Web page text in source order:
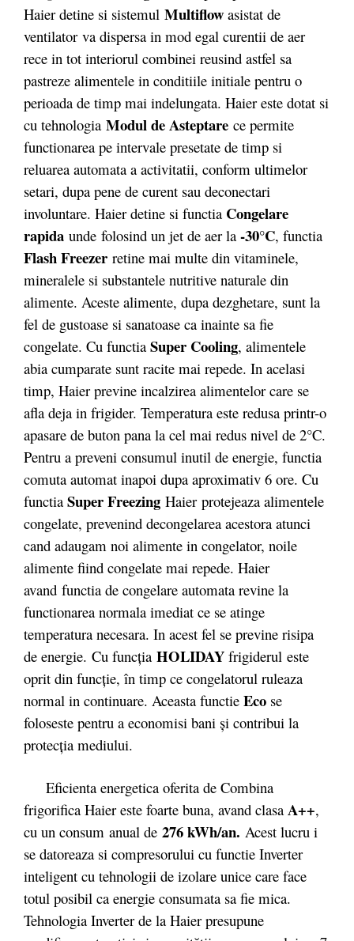
Haier detine si sistemul Multiflow asistat de
ventilator va dispersa in mod egal curentii de aer
rece in tot interiorul combinei reusind astfel sa
pastreze alimentele in conditiile initiale pentru o
perioada de timp mai indelungata. Haier este dotat si
cu tehnologia Modul de Asteptare ce permite
functionarea pe intervale presetate de timp si
reluarea automata a activitatii, conform ultimelor
setari, dupa pene de curent sau deconectari
involuntare. Haier detine si functia Congelare
rapida unde folosind un jet de aer la -30°C, functia
Flash Freezer retine mai multe din vitaminele,
mineralele si substantele nutritive naturale din
alimente. Aceste alimente, dupa dezghetare, sunt la
fel de gustoase si sanatoase ca inainte sa fie
congelate. Cu functia Super Cooling, alimentele
abia cumparate sunt racite mai repede. In acelasi
timp, Haier previne incalzirea alimentelor care se
afla deja in frigider. Temperatura este redusa printr-o
apasare de buton pana la cel mai redus nivel de 2°C.
Pentru a preveni consumul inutil de energie, functia
comuta automat inapoi dupa aproximativ 6 ore. Cu
functia Super Freezing Haier protejeaza alimentele
congelate, prevenind decongelarea acestora atunci
cand adaugam noi alimente in congelator, noile
alimente fiind congelate mai repede. Haier
avand functia de congelare automata revine la
functionarea normala imediat ce se atinge
temperatura necesara. In acest fel se previne risipa
de energie. Cu funcţia HO­LIDAY frigiderul este
oprit din funcție, în timp ce congelatorul ruleaza
normal in continuare. Aceasta functie Eco se
foloseste pentru a economisi bani și contribui la
protecția mediului.
Eficienta energetica oferita de Combina
frigorifica Haier este foarte buna, avand clasa A++,
cu un consum anual de 276 kWh/an. Acest lucru i
se datoreaza si compresorului cu functie Inverter
inteligent cu tehnologii de izolare unice care face
totul posibil ca energie consumata sa fie mica.
Tehnologia Inverter de la Haier presupune